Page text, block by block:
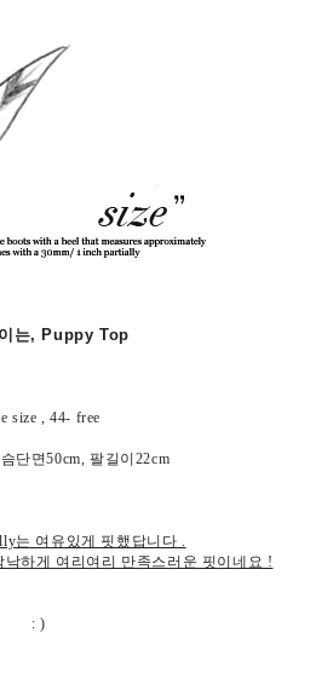
는, Puppy Top
size , 44- free
단면50cm, 팔길이22cm
lly는 여유있게 핏했답니다 .
하게 여리여리 만족스러운 핏이네요 !
: )